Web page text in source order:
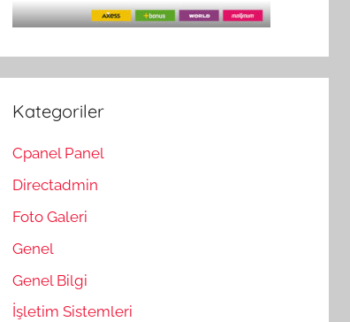
Kategoriler
Cpanel Panel
Directadmin
Foto Galeri
Genel
Genel Bilgi
İşletim Sistemleri